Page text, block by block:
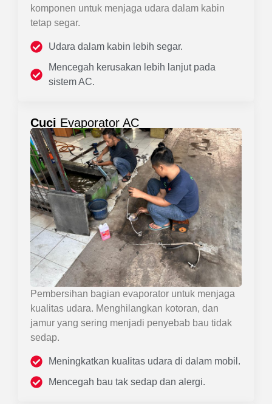
komponen untuk menjaga udara dalam kabin
tetap segar.
Udara dalam kabin lebih segar.
Mencegah kerusakan lebih lanjut pada
sistem AC.
Cuci Evaporator AC
Pembersihan bagian evaporator untuk menjaga
kualitas udara. Menghilangkan kotoran, dan
jamur yang sering menjadi penyebab bau tidak
sedap.
Meningkatkan kualitas udara di dalam mobil.
Mencegah bau tak sedap dan alergi.